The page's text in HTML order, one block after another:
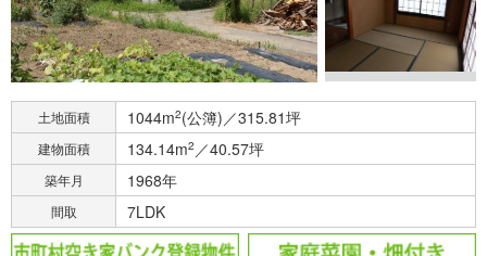
土地面積 1044m2(公簿)／315.81坪
建物面積 134.14m2 ／40.57坪
築年月 1968年
間取 7LDK